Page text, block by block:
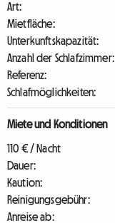
Art:
Mietfläche:
Unterkunftskapazität:
Anzahl der Schlafzimmer:
Referenz:
Schlafmöglichkeiten:
Miete und Konditionen
110 € / Nacht
Dauer:
Kaution:
Reinigungsgebühr:
Anreise ab: